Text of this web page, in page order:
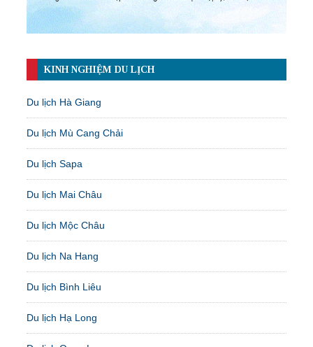
KINH NGHIỆM DU LỊCH
Du lịch Hà Giang
Du lịch Mù Cang Chải
Du lịch Sapa
Du lịch Mai Châu
Du lịch Mộc Châu
Du lịch Na Hang
Du lịch Bình Liêu
Du lịch Hạ Long